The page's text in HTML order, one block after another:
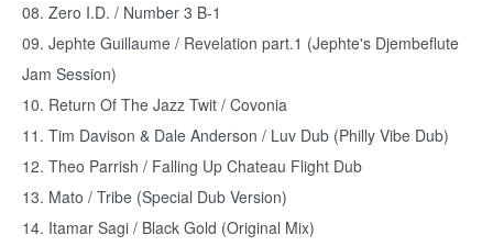
08. Zero I.D. / Number 3 B-1
09. Jephte Guillaume / Revelation part.1 (Jephte's Djembeflute
Jam Session)
10. Return Of The Jazz Twit / Covonia
11. Tim Davison & Dale Anderson / Luv Dub (Philly Vibe Dub)
12. Theo Parrish / Falling Up Chateau Flight Dub
13. Mato / Tribe (Special Dub Version)
14. Itamar Sagi / Black Gold (Original Mix)